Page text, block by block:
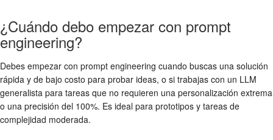
¿Cuándo debo empezar con prompt
engineering?
Debes empezar con prompt engineering cuando buscas una solución
rápida y de bajo costo para probar ideas, o si trabajas con un LLM
generalista para tareas que no requieren una personalización extrema
o una precisión del 100%. Es ideal para prototipos y tareas de
complejidad moderada.